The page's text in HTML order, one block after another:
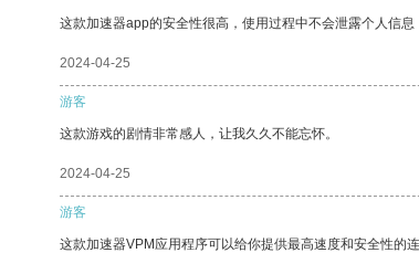
这款加速器app的安全性很高，使用过程中不会泄露个人信
2024-04-25
游客
这款游戏的剧情非常感人，让我久久不能忘怀。
2024-04-25
游客
这款加速器VPM应用程序可以给你提供最高速度和安全性的